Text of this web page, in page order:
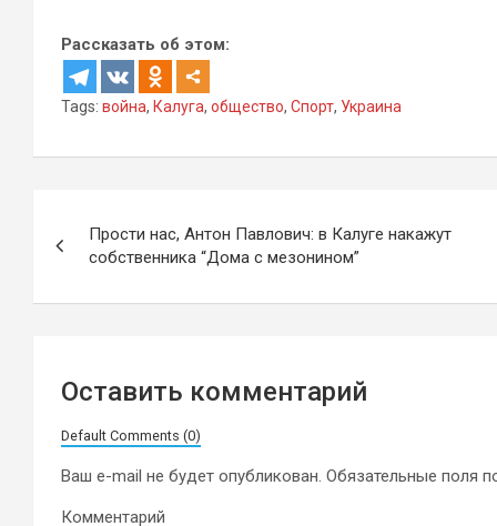
Рассказать об этом:
Tags: война, Калуга, общество, Спорт, Украина
по
записям
Прости нас, Антон Павлович: в Калуге накажут
собственника “Дома с мезонином”
Оставить комментарий
Default Comments (0)
Ваш e-mail не будет опубликован. Обязательные поля
Комментарий